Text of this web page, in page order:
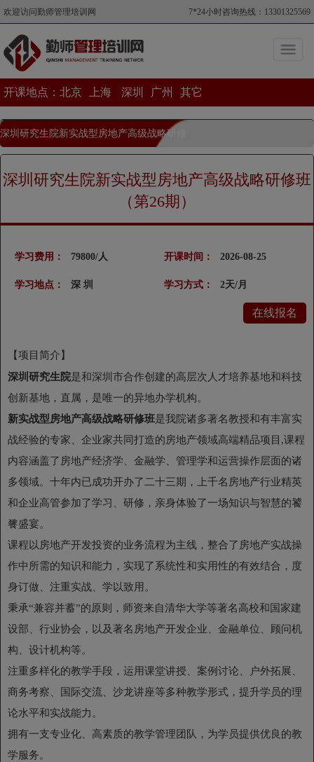
欢迎访问勤师管理培训网 7*24小时咨询热线：13301325569
开课地点： 北京 上海 深圳 广州 其它
深圳研究生院新实战型房地产高级战略研修
当前位置>深圳研究生院新实战型房地产高级战略研修班（第26期）
深圳研究生院新实战型房地产高级战略研修班
（第26期）
学习费用： 79800/人
学习地点： 深 圳
开课时间： 2026-08-25
学习方式： 2天/月
在线报名
【项目简介】
深圳研究生院是和深圳市合作创建的高层次人才培养基地和科技
创新基地，直属，是唯一的异地办学机构。
新实战型房地产高级战略研修班是我院诸多著名教授和有丰富实
战经验的专家、企业家共同打造的房地产领域高端精品项目,课程
内容涵盖了房地产经济学、金融学、管理学和运营操作层面的诸
多领域。十年内已成功开办了二十三期，上千名房地产行业精英
和企业高管参加了学习、研修，亲身体验了一场知识与智慧的饕
餮盛宴。
课程以房地产开发投资的业务流程为主线，整合了房地产实战操
作中所需的知识和能力，实现了系统性和实用性的有效结合，度
身订做、注重实战、学以致用。
秉承“兼容并蓄”的原则，师资来自清华大学等著名高校和国家建
设部、行业协会，以及著名房地产开发企业、金融单位、顾问机
构、设计机构等。
注重多样化的教学手段，运用课堂讲授、案例讨论、户外拓展、
商务考察、国际交流、沙龙讲座等多种教学形式，提升学员的理
论水平和实战能力。
拥有一支专业化、高素质的教学管理团队，为学员提供优良的教
学服务。